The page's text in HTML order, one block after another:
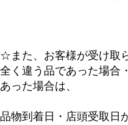
☆また、お客様が受け取
全く違う品であった場合
あった場合は、
品物到着日・店頭受取日